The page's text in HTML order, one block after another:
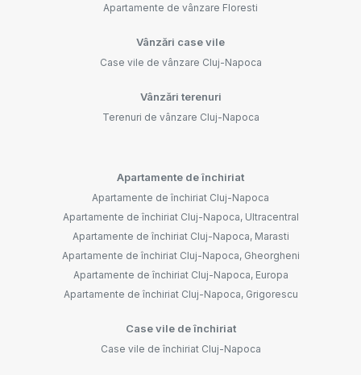
Apartamente de vânzare Floresti
Vânzări case vile
Case vile de vânzare Cluj-Napoca
Vânzări terenuri
Terenuri de vânzare Cluj-Napoca
Apartamente de închiriat
Apartamente de închiriat Cluj-Napoca
Apartamente de închiriat Cluj-Napoca, Ultracentral
Apartamente de închiriat Cluj-Napoca, Marasti
Apartamente de închiriat Cluj-Napoca, Gheorgheni
Apartamente de închiriat Cluj-Napoca, Europa
Apartamente de închiriat Cluj-Napoca, Grigorescu
Case vile de închiriat
Case vile de închiriat Cluj-Napoca